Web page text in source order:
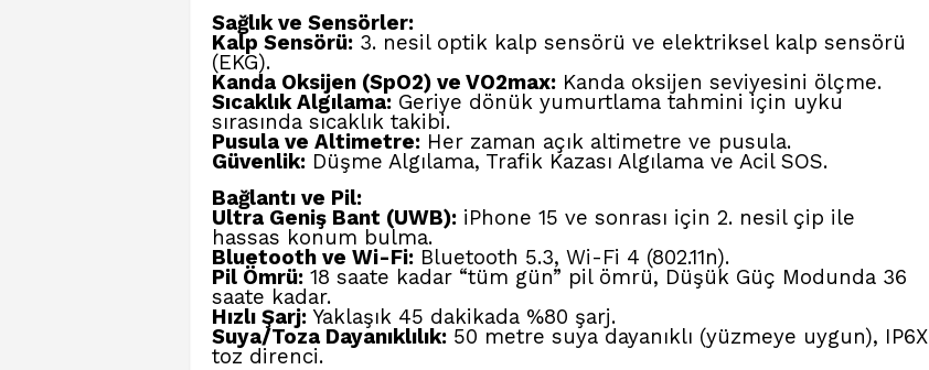
Sağlık ve Sensörler:
Kalp Sensörü: 3. nesil optik kalp sensörü ve elektriksel kalp sensörü
(EKG).
Kanda Oksijen (SpO2) ve VO2max: Kanda oksijen seviyesini ölçme.
Sıcaklık Algılama: Geriye dönük yumurtlama tahmini için uyku
sırasında sıcaklık takibi.
Pusula ve Altimetre: Her zaman açık altimetre ve pusula.
Güvenlik: Düşme Algılama, Trafik Kazası Algılama ve Acil SOS.
Bağlantı ve Pil:
Ultra Geniş Bant (UWB): iPhone 15 ve sonrası için 2. nesil çip ile
hassas konum bulma.
Bluetooth ve Wi-Fi: Bluetooth 5.3, Wi-Fi 4 (802.11n).
Pil Ömrü: 18 saate kadar “tüm gün” pil ömrü, Düşük Güç Modunda 36
saate kadar.
Hızlı Şarj: Yaklaşık 45 dakikada %80 şarj.
Suya/Toza Dayanıklılık: 50 metre suya dayanıklı (yüzmeye uygun), IP6X
toz direnci.